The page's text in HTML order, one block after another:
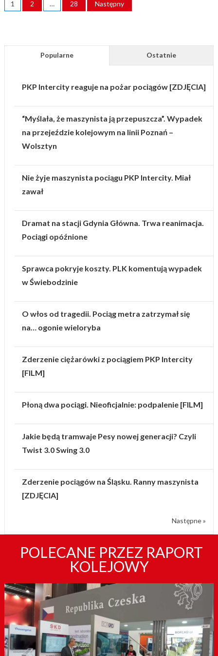
WPISÓW
1 2 … 28 Następny
Popularne Ostatnie
PKP Intercity reaguje na pożar pociągów [ZDJĘCIA]
“Myślała, że maszynista ją przepuszcza”. Wypadek
na przejeździe kolejowym na linii Poznań –
Wolsztyn
Nie żyje maszynista pociągu PKP Intercity. Miał
zawał
Dramat na stacji Gdynia Główna. Trwa reanimacja.
Pociągi opóźnione
Sprawca pokryje koszty. PLK komentują wypadek
w Świebodzinie
O włos od tragedii. Pociąg metra zatrzymał się
na… ogonie wieloryba
Zderzenie ciężarówki z pociągiem PKP Intercity
[FILM]
Płoną dwa pociągi. Nieoficjalnie: podpalenie [FILM]
Jakie będą tramwaje Pesy nowej generacji? Czyli
Twist 3.0 Swing 3.0
Zderzenie pociągów na Śląsku. Ranny maszynista
[ZDJĘCIA]
Następne »
POLECANE PRZEZ RAPORT
KOLEJOWY